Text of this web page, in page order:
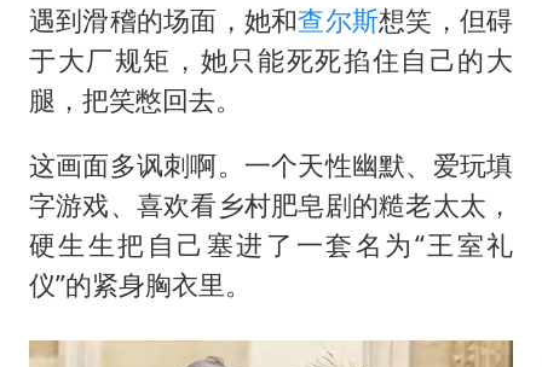
遇到滑稽的场面，她和查尔斯想笑，但碍
于大厂规矩，她只能死死掐住自己的大
腿，把笑憋回去。
这画面多讽刺啊。一个天性幽默、爱玩填
字游戏、喜欢看乡村肥皂剧的糙老太太，
硬生生把自己塞进了一套名为“王室礼
仪”的紧身胸衣里。